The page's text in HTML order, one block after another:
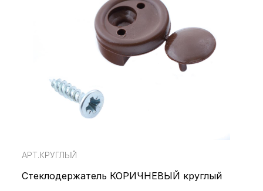
АРТ.КРУГЛЫЙ
Стеклодержатель КОРИЧНЕВЫЙ круглый